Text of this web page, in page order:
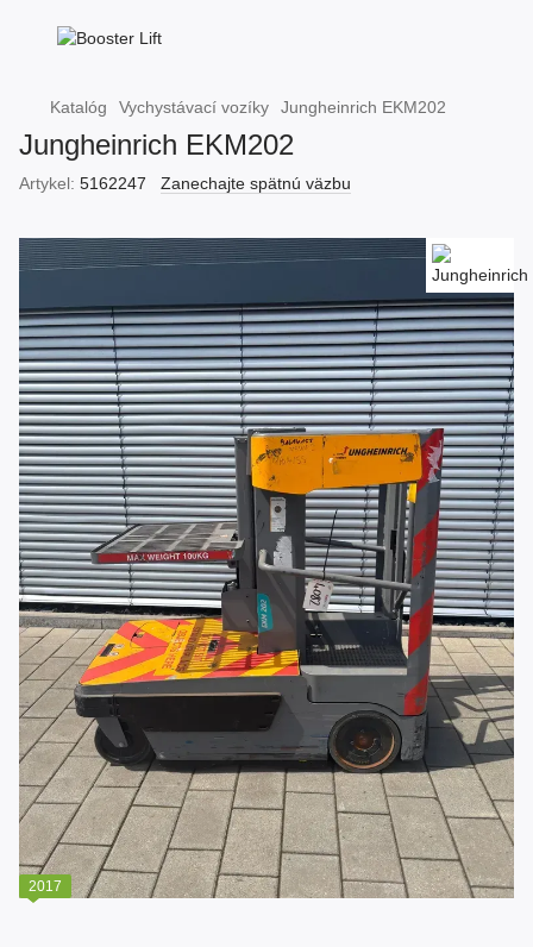
Katalóg Vychystávací vozíky Jungheinrich EKM202
Jungheinrich EKM202
Artykel: 5162247 Zanechajte spätnú väzbu
2017